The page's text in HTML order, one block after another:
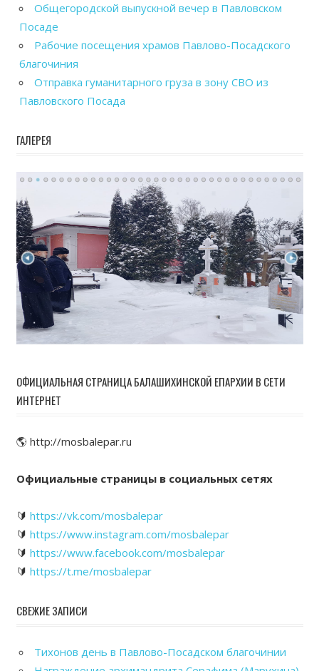
Общегородской выпускной вечер в Павловском
Посаде
Рабочие посещения храмов Павлово-Посадского
благочиния
Отправка гуманитарного груза в зону СВО из
Павловского Посада
ГАЛЕРЕЯ
ОФИЦИАЛЬНАЯ СТРАНИЦА БАЛАШИХИНСКОЙ ЕПАРХИИ В СЕТИ
ИНТЕРНЕТ
🌎 http://mosbalepar.ru
Официальные страницы в социальных сетях
🔰 https://vk.com/mosbalepar
🔰 https://www.instagram.com/mosbalepar
🔰 https://www.facebook.com/mosbalepar
🔰 https://t.me/mosbalepar
СВЕЖИЕ ЗАПИСИ
Тихонов день в Павлово-Посадском благочинии